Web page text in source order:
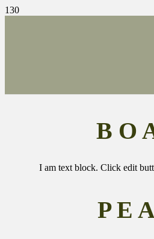
B O
I am text block. Click edit
P E